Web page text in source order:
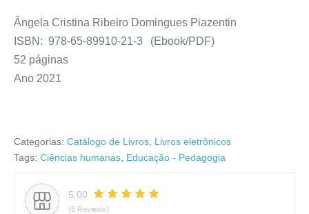
Ângela Cristina Ribeiro Domingues Piazentin
ISBN: 978-65-89910-21-3 (Ebook/PDF)
52 páginas
Ano 2021
Categorias: Catálogo de Livros, Livros eletrônicos
Tags: Ciências humanas, Educação - Pedagogia
5.00
(5 Reviews)